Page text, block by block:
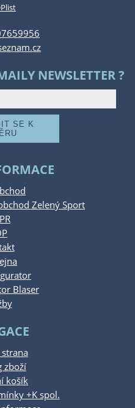
NEWSLETTER ?
Zelený Sport
Blaser
zboží
košík
+K spol.